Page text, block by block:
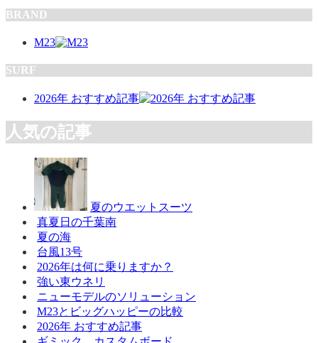
BRAND
M23
SURF
2026年 おすすめ記事
人気の記事
夏のウエットスーツ
真夏日の千葉南
夏の海
台風13号
2026年は何に乗りますか？
強い東ウネリ
ニューモデルのソリューション
M23とビッグハッピーの比較
2026年 おすすめ記事